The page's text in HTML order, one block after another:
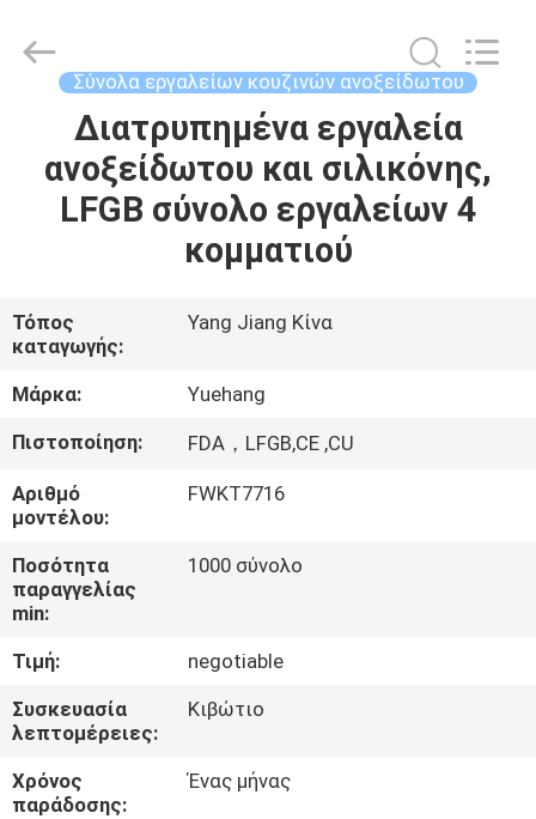
ΣΠΊΤΙ
ΠΡΟΪΌΝΤΑ
ΕΜΕΊΣ
ΓΎΡΟΣ
ΕΡΓΟΣΤΑΣΊΩΝ
ΠΟΙΟΤΙΚΌΣ
ΈΛΕΓΧΟΣ
ΜΑΣ
ΕΛΆΤΕ
ΣΕ
ΕΠΑΦΉ
ΜΕ
Trading
Co.,Ltd..
Σύνολα εργαλείων κουζινών ανοξείδωτου
Διατρυπημένα εργαλεία
ανοξείδωτου και σιλικόνης,
LFGB σύνολο εργαλείων 4
κομματιού
Τόπος
καταγωγής:
Yang Jiang Κίνα
Μάρκα:
Yuehang
Πιστοποίηση:
FDA，LFGB,CE ,CU
Αριθμό
μοντέλου:
FWKT7716
Ποσότητα
παραγγελίας
min:
1000 σύνολο
Τιμή:
negotiable
Συσκευασία
λεπτομέρειες:
Κιβώτιο
Χρόνος
παράδοσης:
Ένας μήνας